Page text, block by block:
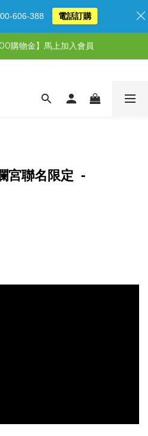
滿1,000送500購物金！
5選3，最高現省1,770元
購物金】馬上加入會員
宮聯名限定 -
606-388 電話訂購